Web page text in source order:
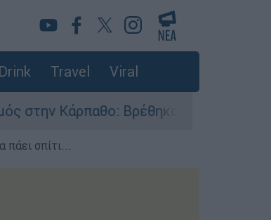
Travel Viral
Βρέθηκαν παλιά πυρομαχικά στο
σπίτι...